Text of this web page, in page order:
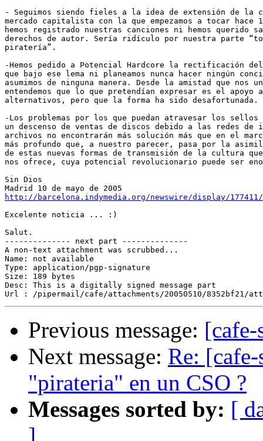
- Seguimos siendo fieles a la idea de extensión de la
mercado capitalista con la que empezamos a tocar hace
hemos registrado nuestras canciones ni hemos querido
derechos de autor. Sería ridículo por nuestra parte
piratería”.
-Hemos pedido a Potencial Hardcore la rectificación
que bajo ese lema ni planeamos nunca hacer ningún
asumimos de ninguna manera. Desde la amistad que nos
entendemos que lo que pretendían expresar es el
alternativos, pero que la forma ha sido desafortunada.
-Los problemas por los que puedan atravesar los
un descenso de ventas de discos debido a las redes de
archivos no encontrarán más solución más que en el
más profundo que, a nuestro parecer, pasa por la
de estas nuevas formas de transmisión de la cultura
nos ofrece, cuya potencial revolucionario puede ser
Sin Dios
http://barcelona.indymedia.org/newswire/display/
Excelente noticia ... :)
Salut.
-------------- next part --------------
A non-text attachment was scrubbed...
Name: not available
Type: application/pgp-signature
Size: 189 bytes
Desc: This is a digitally signed message part
Previous message:
Next message: Re:
"pirateria" en un CSO ?
Messages sorted by: [
]